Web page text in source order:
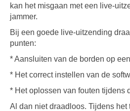
kan het misgaan met een live-
jammer.
Bij een goede live-uitzending
punten:
* Aansluiten van de borden op
* Het correct instellen van de
* Het oplossen van fouten tijdens
Al dan niet draadloos. Tijdens het